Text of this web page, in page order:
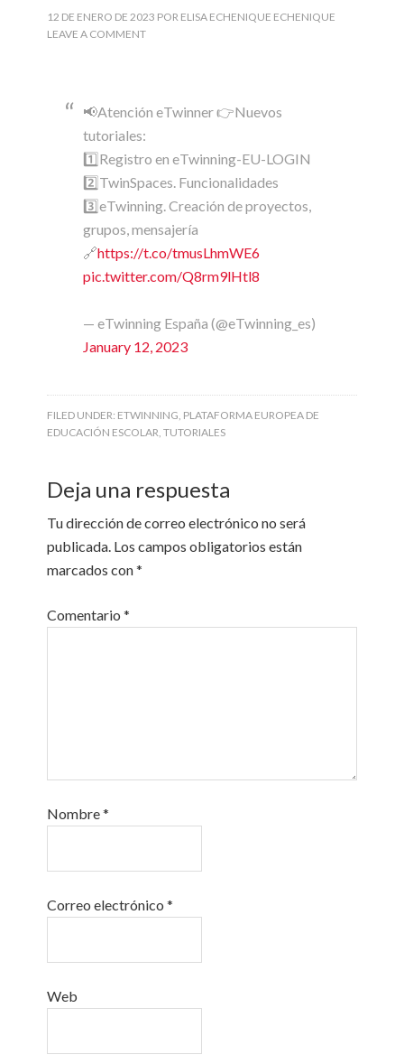
12 DE ENERO DE 2023 POR ELISA ECHENIQUE ECHENIQUE
LEAVE A COMMENT
📢Atención eTwinner 👉Nuevos
tutoriales:
1️⃣Registro en eTwinning-EU-LOGIN
2️⃣TwinSpaces. Funcionalidades
3️⃣eTwinning. Creación de proyectos,
grupos, mensajería
🔗https://t.co/tmusLhmWE6
pic.twitter.com/Q8rm9lHtl8
— eTwinning España (@eTwinning_es)
January 12, 2023
FILED UNDER: ETWINNING, PLATAFORMA EUROPEA DE
EDUCACIÓN ESCOLAR,TUTORIALES
Deja una respuesta
Tu dirección de correo electrónico no será
publicada. Los campos obligatorios están
marcados con*
Comentario*
Nombre*
Correo electrónico*
Web